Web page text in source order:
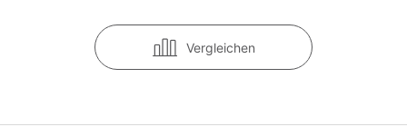
Vergleichen